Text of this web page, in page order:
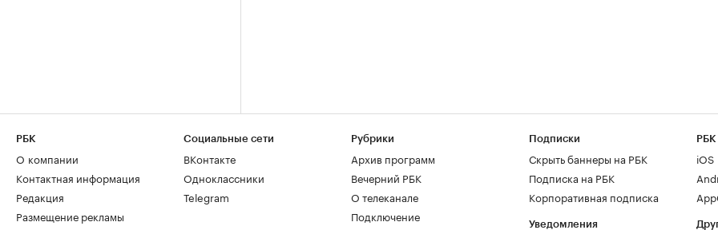
РБК
О компании
Контактная информация
Редакция
Размещение рекламы
Социальные сети
ВКонтакте
Одноклассники
Telegram
Рубрики
Архив программ
Вечерний РБК
О телеканале
Подключение
Подписки
Скрыть баннеры на РБК
Подписка на РБК
Корпоративная подписка
Уведомления
РБК
iOS